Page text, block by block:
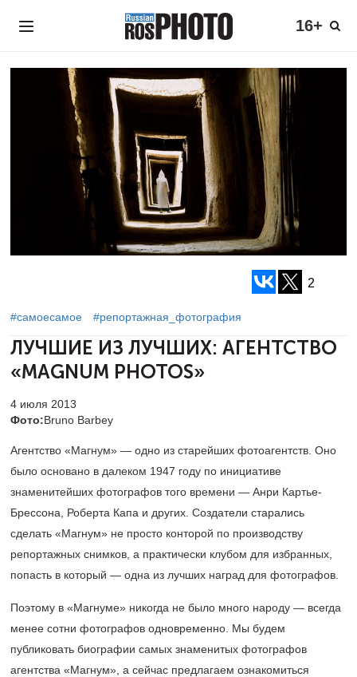
16+
2
#самоесамое #репортажная_фотография
ЛУЧШИЕ ИЗ ЛУЧШИХ: АГЕНТСТВО
«MAGNUM PHOTOS»
4 июля 2013
Фото:Bruno Barbey
Агентство «Магнум» — одно из старейших фотоагентств. Оно
было основано в далеком 1947 году по инициативе
знаменитейших фотографов того времени — Анри Картье-
Брессона, Роберта Капа и других. Создатели старались
сделать «Магнум» не просто конторой по производству
репортажных снимков, а практически клубом для избранных,
попасть в который — одна из лучших наград для фотографов.
Поэтому в «Магнуме» никогда не было много народу — всегда
менее сотни фотографов одновременно. Мы будем
публиковать биографии самых знаменитых фотографов
агентства «Магнум», а сейчас предлагаем ознакомиться